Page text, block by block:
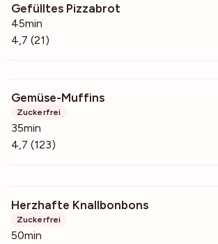
Gefülltes Pizzabrot
45min
4,7 (21)
Gemüse-Muffins
Zuckerfrei
35min
4,7 (123)
Herzhafte Knallbonbons
Zuckerfrei
50min